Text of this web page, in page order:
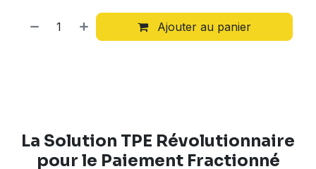
Ajouter au panier
La Solution TPE Révolutionnaire
pour le Paiement Fractionné